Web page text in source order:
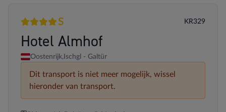
4 sterrenSuperior
S KR329
Hotel Almhof
Oostenrijk, Ischgl - Galtür
Dit transport is niet meer mogelijk, wissel
hieronder van transport.